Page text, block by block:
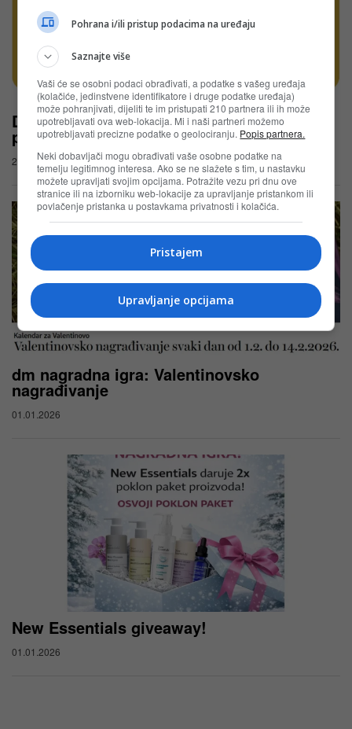
Dolcela nagradna igra: Dolcela slatka
praznična kutija
23.02.2026
dm nagradna igra: Valentinovsko
nagrađivanje
01.01.2026
New Essentials giveaway!
01.01.2026
Pohrana i/ili pristup podacima na uređaju
Saznajte više
Vaši će se osobni podaci obrađivati, a podatke s vašeg uređaja
(kolačiće, jedinstvene identifikatore i druge podatke uređaja)
može pohranjivati, dijeliti te im pristupati 210 partnera ili ih može
upotrebljavati ova web-lokacija. Mi i naši partneri možemo
upotrebljavati precizne podatke o geolociranju. Popis partnera.
Neki dobavljači mogu obrađivati vaše osobne podatke na
temelju legitimnog interesa. Ako se ne slažete s tim, u nastavku
možete upravljati svojim opcijama. Potražite vezu pri dnu ove
stranice ili na izborniku web-lokacije za upravljanje pristankom ili
povlačenje pristanka u postavkama privatnosti i kolačića.
Pristajem
Upravljanje opcijama